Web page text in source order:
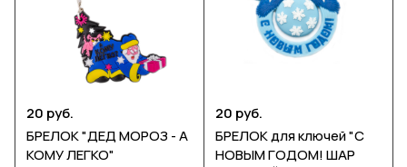
20 руб.
БРЕЛОК "ДЕД МОРОЗ - А
КОМУ ЛЕГКО"
20 руб.
БРЕЛОК для ключей "С
НОВЫМ ГОДОМ! ШАР